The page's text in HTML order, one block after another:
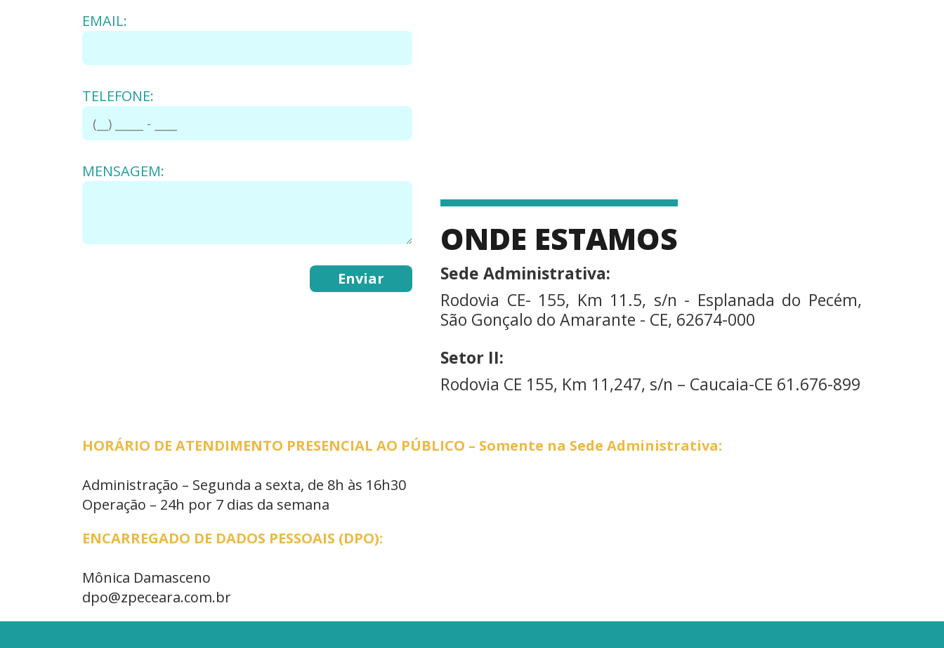
EMAIL:
TELEFONE:
MENSAGEM:
ONDE ESTAMOS
Sede Administrativa:
Rodovia CE- 155, Km 11.5, s/n - Esplanada do Pecém,
São Gonçalo do Amarante - CE, 62674-000
Setor II:
Rodovia CE 155, Km 11,247, s/n – Caucaia-CE 61.676-899
HORÁRIO DE ATENDIMENTO PRESENCIAL AO PÚBLICO – Somente na Sede Administrativa:
Administração – Segunda a sexta, de 8h às 16h30
Operação – 24h por 7 dias da semana
ENCARREGADO DE DADOS PESSOAIS (DPO):
Mônica Damasceno
dpo@zpeceara.com.br